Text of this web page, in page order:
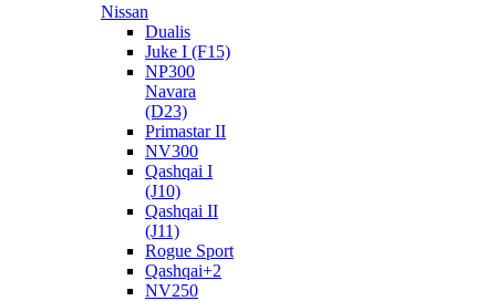
Nissan
Dualis
Juke I (F15)
NP300
Navara
(D23)
Primastar II
NV300
Qashqai I
(J10)
Qashqai II
(J11)
Rogue Sport
Qashqai+2
NV250